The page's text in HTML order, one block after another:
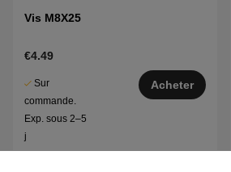
Vis M8X25
€4.49
Sur
commande.
Exp. sous 2–5
j
Acheter